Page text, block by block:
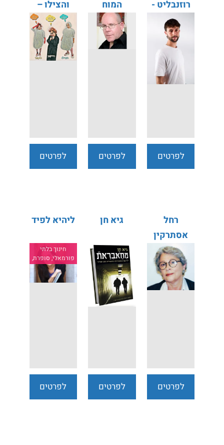
רוזנבליט -
המירוץ
לחיים
לפרטים
המוח
והזיכרון -
ערן כץ
לפרטים
והצילו –
שני תאי דם
לבנים
לפרטים
רחל
אסתרקין
לפרטים
גיא חן
לפרטים
ליהיא לפיד
חינוך בלתי
פורמאלי, סופרת,
לפרטים